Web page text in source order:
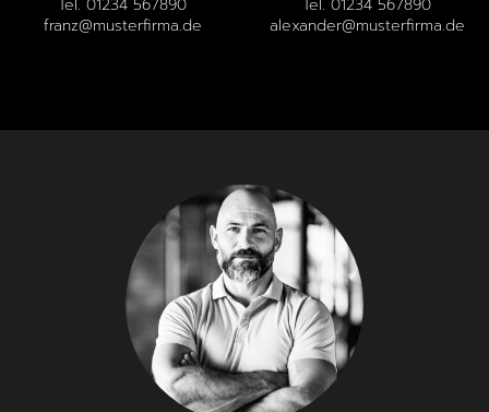
Tel. 01234 567890
franz@musterfirma.de
Tel. 01234 567890
alexander@musterfirma.de